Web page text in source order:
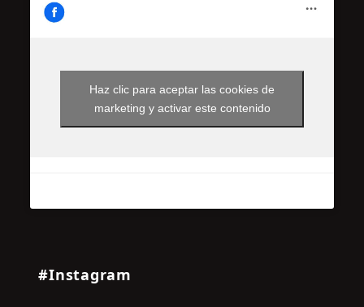
Haz clic para aceptar las cookies de
marketing y activar este contenido
#Instagram